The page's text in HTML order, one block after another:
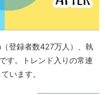
登録者数427万人）、執
す。トレンド入りの常連
います。